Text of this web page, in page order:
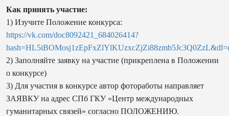
Как принять участие:
1) Изучите Положение конкурса:
https://vk.com/doc8092421_684026414?
2) Заполняйте заявку на участие (прикреплена в Положении
о конкурсе)
3) Для участия в конкурсе автор фотоработы направляет
ЗАЯВКУ на адрес СПб ГКУ «Центр международных
гуманитарных связей» согласно ПОЛОЖЕНИЮ.